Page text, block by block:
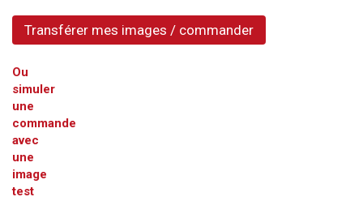
Transférer mes images / commander
Ou
simuler
une
commande
avec
une
image
test